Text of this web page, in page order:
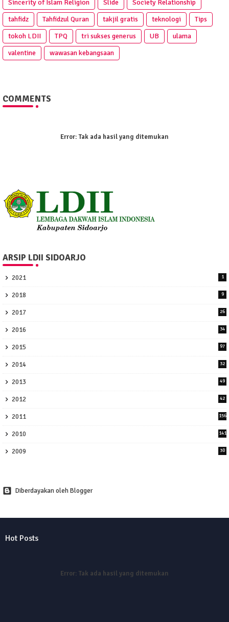
Sincerity of Islam Religion
Slide
Society Relationship
tahfidz
Tahfidzul Quran takjil gratis teknologi
Tips
tokoh LDII
TPQ tri sukses generus UB
ulama
valentine
wawasan kebangsaan
COMMENTS
Error:Tak ada hasil yang ditemukan
ARSIP LDII SIDOARJO
2021 1
2018 9
2017 26
2016 34
2015 97
2014 32
2013 49
2012 42
2011 156
2010 141
2009 30
Diberdayakan oleh Blogger
Hot Posts
Error: Tak ada hasil yang ditemukan